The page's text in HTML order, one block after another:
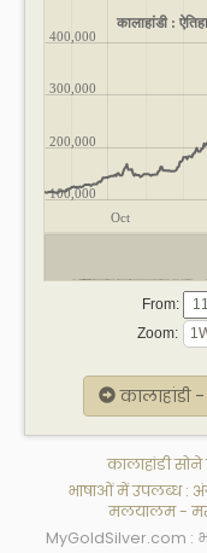
कालाहांडी :
Oct
100,000
200,000
300,000
400,000
From:
Zoom:
कालाहांडी
कालाहांडी
भाषाओं में उपलब्ध :
मलयालम-
MyGoldSilver.com :